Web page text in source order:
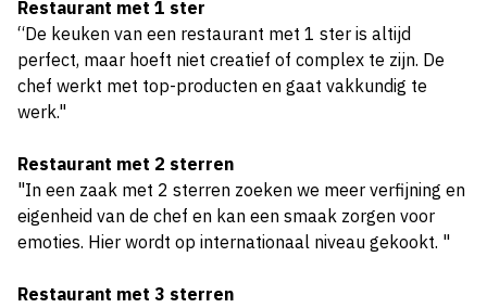
Restaurant met 1 ster
“De keuken van een restaurant met 1 ster is altijd
perfect, maar hoeft niet creatief of complex te zijn. De
chef werkt met top-producten en gaat vakkundig te
werk."
Restaurant met 2 sterren
"In een zaak met 2 sterren zoeken we meer verfijning en
eigenheid van de chef en kan een smaak zorgen voor
emoties. Hier wordt op internationaal niveau gekookt. "
Restaurant met 3 sterren